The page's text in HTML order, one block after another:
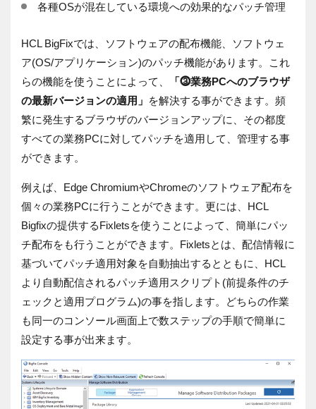
各種OSが混在している環境への効果的なパッチ管理
HCL BigFixでは、ソフトウェアの配布機能、ソフトウェ
ア(OS/アプリケーション)のパッチ機能があります。これ
らの機能を使うことによって、
「⓷業務PCへのブラウザ
の最新バージョンの適用」 を解決する事ができます。頻
繁に発生するブラウザのバージョンアップに、その都度
すべての業務PCに対してパッチを適用して、管理する事
ができます。
例えば、Edge ChromiumやChromeのソフトウェア配布を
個々の業務PCに行うことができます。更には、HCL
Bigfixの提供するFixletsを使うことによって、簡単にパッ
チ配布をも行うことができます。Fixletsとは、配信情報に
基づいてパッチ適用対象を自動抽出するとともに、HCL
より自動配信されるパッチ適用スクリプト(前提条件のチ
ェックと適用プログラム)の事を指します。どちらの作業
も同一のコンソール画面上で数ステップの手順で簡単に
設定する事が出来ます。